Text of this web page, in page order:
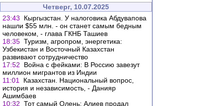
Четверг, 10.07.2025
23:43
Кыргызстан. У налоговика Абдувапова
нашли $55 млн. - он станет самым бедным
человеком, - глава ГКНБ Ташиев
18:35 Туризм, агропром, энергетика:
Узбекистан и Восточный Казахстан
развивают сотрудничество
17:52
Война с фейками: В Россию завезут
миллион мигрантов из Индии
11:01
Казахстан. Национальный вопрос,
история и независимость, - Данияр
Ашимбаев
10:32 Тот самый Олень: Алиев продал